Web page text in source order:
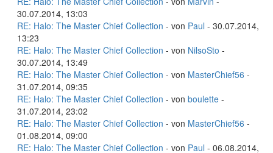
30.07.2014, 13:03
RE: Halo: The Master Chief Collection - von Paul - 30.07.2014,
13:23
RE: Halo: The Master Chief Collection - von NilsoSto -
30.07.2014, 13:49
RE: Halo: The Master Chief Collection - von MasterChief56 -
31.07.2014, 09:35
RE: Halo: The Master Chief Collection - von boulette -
31.07.2014, 23:02
RE: Halo: The Master Chief Collection - von MasterChief56 -
01.08.2014, 09:00
RE: Halo: The Master Chief Collection - von Paul - 06.08.2014,